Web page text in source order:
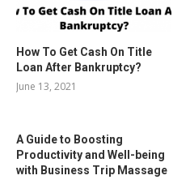
How To Get Cash On Title
Loan After Bankruptcy?
June 13, 2021
A Guide to Boosting
Productivity and Well-being
with Business Trip Massage